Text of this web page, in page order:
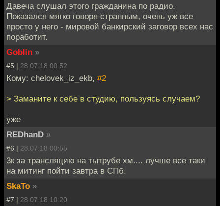
Давеча слушал этого гражданина по радио.
Показался мягко говоря странным, очень уж все
просто у него - мировой банкирский заговор всех нас
поработит.
Goblin »
#5 | 28.07.18 00:52
Кому: chelovek_iz_ekb, #2
> Заманите к себе в студию, пользуясь случаем?
уже
REDhanD »
#6 | 28.07.18 00:55
3к за трансляцию на тытрубе хм.... лучше все таки
на митинг пойти завтра в СПб.
SkaTo »
#7 | 28.07.18 10:20